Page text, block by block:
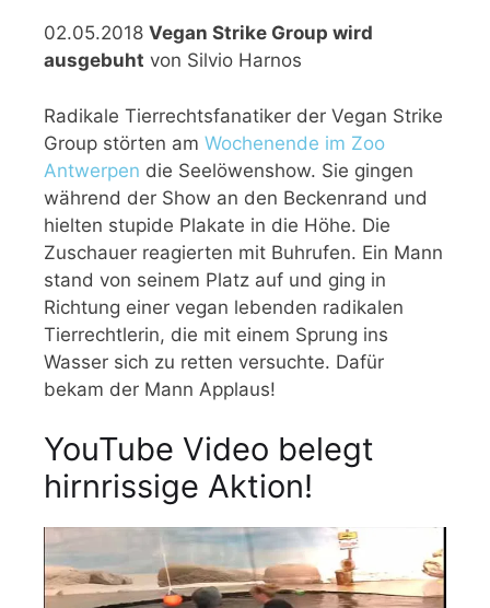
02.05.2018 Vegan Strike Group wird
ausgebuht von Silvio Harnos
Radikale Tierrechtsfanatiker der Vegan Strike
Group störten am Wochenende im Zoo
Antwerpen die Seelöwenshow. Sie gingen
während der Show an den Beckenrand und
hielten stupide Plakate in die Höhe. Die
Zuschauer reagierten mit Buhrufen. Ein Mann
stand von seinem Platz auf und ging in
Richtung einer vegan lebenden radikalen
Tierrechtlerin, die mit einem Sprung ins
Wasser sich zu retten versuchte. Dafür
bekam der Mann Applaus!
YouTube Video belegt
hirnrissige Aktion!